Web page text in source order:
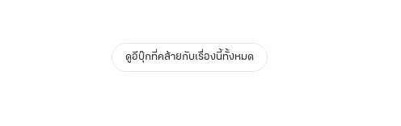
ดูอีบุ๊กที่คล้ายกับเรื่องนี้ทั้งหมด